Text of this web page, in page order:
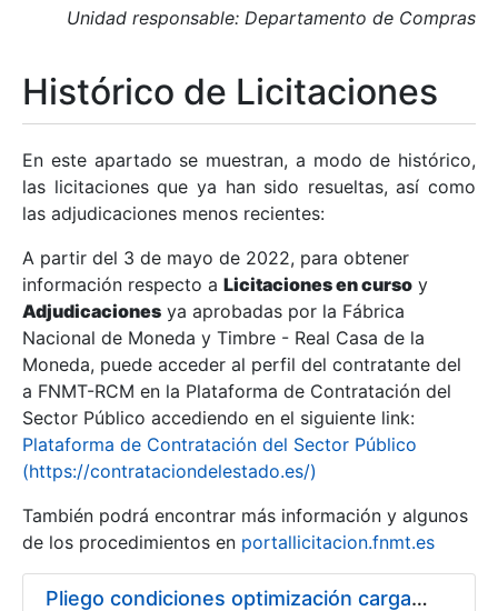
Mostrar/Ocultar
Mostrar/Ocultar
Mostrar/Ocultar
Unidad responsable: Departamento de Compras
Histórico de Licitaciones
En este apartado se muestran, a modo de histórico,
las licitaciones que ya han sido resueltas, así como
las adjudicaciones menos recientes:
A partir del 3 de mayo de 2022, para obtener
información respecto a Licitaciones en curso y
Adjudicaciones ya aprobadas por la Fábrica
Nacional de Moneda y Timbre - Real Casa de la
Moneda, puede acceder al perfil del contratante del
a FNMT-RCM en la Plataforma de Contratación del
Sector Público accediendo en el siguiente link:
Plataforma de Contratación del Sector Público
(https://contrataciondelestado.es/)
También podrá encontrar más información y algunos
de los procedimientos en portallicitacion.fnmt.es
Pliego condiciones optimización cargas compras firmado